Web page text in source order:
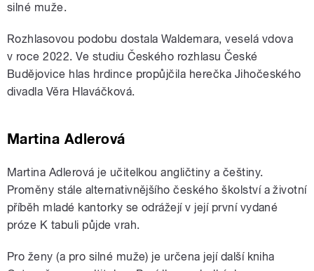
silné muže.
Rozhlasovou podobu dostala Waldemara, veselá vdova
v roce 2022. Ve studiu Českého rozhlasu České
Budějovice hlas hrdince propůjčila herečka Jihočeského
divadla Věra Hlaváčková.
Martina Adlerová
Martina Adlerová je učitelkou angličtiny a češtiny.
Proměny stále alternativnějšího českého školství a životní
příběh mladé kantorky se odrážejí v její první vydané
próze K tabuli půjde vrah.
Pro ženy (a pro silné muže) je určena její další kniha